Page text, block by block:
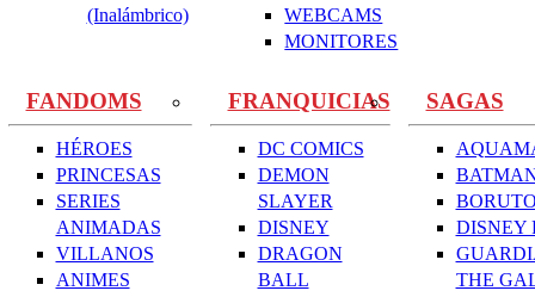
(Inalámbrico)
WEBCAMS
MONITORES
FANDOMS
HÉROES
PRINCESAS
SERIES
ANIMADAS
VILLANOS
ANIMES
FRANQUICIAS
DC COMICS
DEMON
SLAYER
DISNEY
DRAGON
BALL
SAGAS
DISNEY
THE